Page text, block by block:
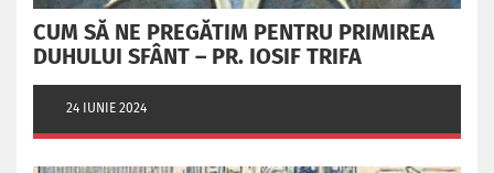
CUM SĂ NE PREGĂTIM PENTRU PRIMIREA
DUHULUI SFÂNT – PR. IOSIF TRIFA
24 IUNIE 2024